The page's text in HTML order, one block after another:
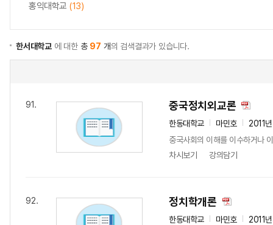
홍익대학교 (13)
한서대학교 에 대한 총 97 개의 검색결과가 있습니다.
91. 중국정치외교론
한동대학교 마민호
2011
중국사회의 이해를 이수하거나
차시보기
강의담기
92. 정치학개론
한동대학교 마민호
2011